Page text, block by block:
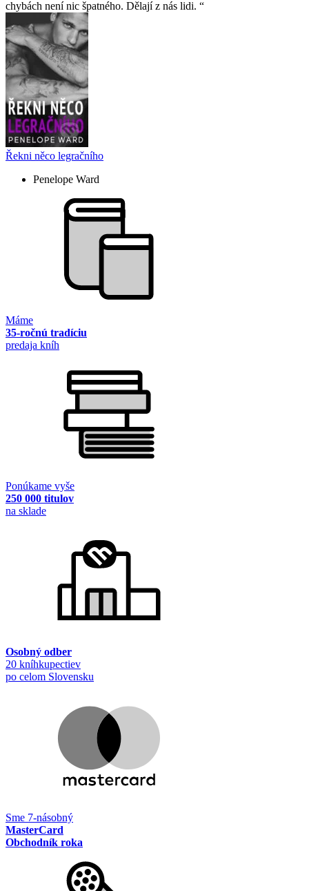
chybách není nic špatného. Dělají z nás lidi.
Řekni něco legračního
Penelope Ward
Máme
35-ročnú tradíciu
predaja kníh
Ponúkame vyše
250 000 titulov
na sklade
Osobný odber
20 kníhkupectiev
po celom Slovensku
Sme 7-násobný
MasterCard
Obchodník roka